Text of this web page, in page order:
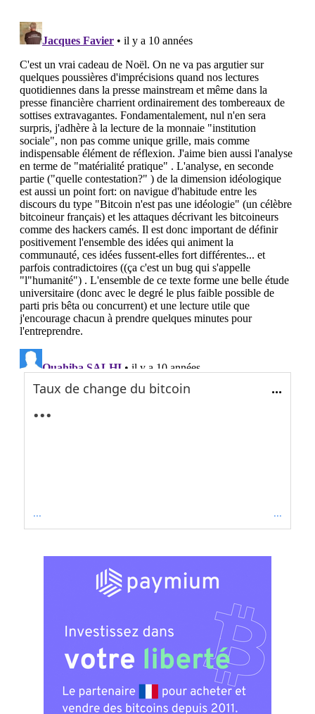
Taux de change du bitcoin ...
...
... ...